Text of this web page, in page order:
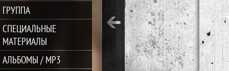
ГРУППА
СПЕЦИАЛЬНЫЕ
МАТЕРИАЛЫ
АЛЬБОМЫ / MP3